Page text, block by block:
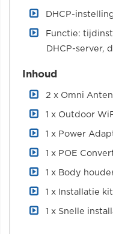
DHCP-
Functie:
DHCP-server,
Inhoud
2 x Omni
1 x Outdoor
1 x Power
1 x POE
1 x Body
1 x Installatie kit
1 x Snelle